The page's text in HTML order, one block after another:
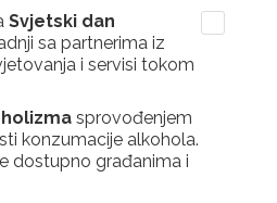
Svjetski dan
sa partnerima iz
i servisi tokom
sprovođenjem
konzumacije alkohola.
dostupno građanima i